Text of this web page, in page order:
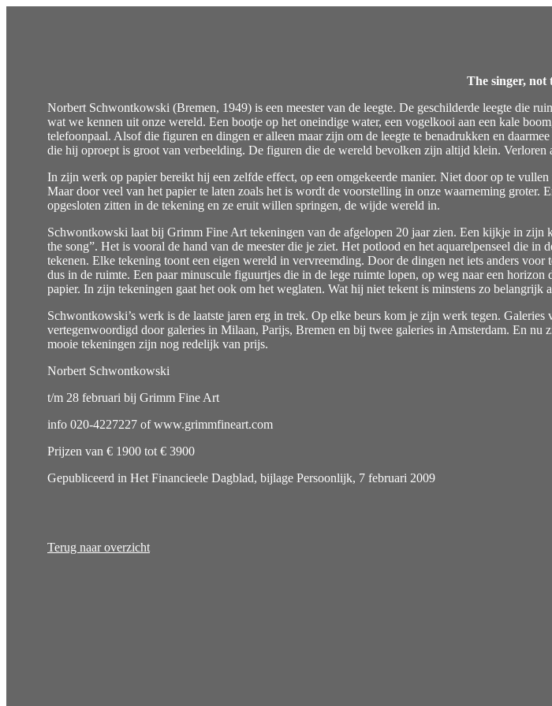
The singer, not
Norbert Schwontkowski (Bremen, 1949) is een meester van de leegte. De geschilderde leegte die
wat we kennen uit onze wereld. Een bootje op het oneindige water, een vogelkooi aan een kale
telefoonpaal. Alsof die figuren en dingen er alleen maar zijn om de leegte te benadrukken en
die hij oproept is groot van verbeelding. De figuren die de wereld bevolken zijn altijd klein. Verloren
In zijn werk op papier bereikt hij een zelfde effect, op een omgekeerde manier. Niet door op te
Maar door veel van het papier te laten zoals het is wordt de voorstelling in onze waarneming groter.
opgesloten zitten in de tekening en ze eruit willen springen, de wijde wereld in.
Schwontkowski laat bij Grimm Fine Art tekeningen van de afgelopen 20 jaar zien. Een kijkje in zijn
the song”. Het is vooral de hand van de meester die je ziet. Het potlood en het aquarelpenseel die
tekenen. Elke tekening toont een eigen wereld in vervreemding. Door de dingen net iets anders
dus in de ruimte. Een paar minuscule figuurtjes die in de lege ruimte lopen, op weg naar een
papier. In zijn tekeningen gaat het ook om het weglaten. Wat hij niet tekent is minstens zo belangrijk
Schwontkowski’s werk is de laatste jaren erg in trek. Op elke beurs kom je zijn werk tegen.
vertegenwoordigd door galeries in Milaan, Parijs, Bremen en bij twee galeries in Amsterdam. En
mooie tekeningen zijn nog redelijk van prijs.
Norbert Schwontkowski
t/m 28 februari bij Grimm Fine Art
info 020-4227227 of www.grimmfineart.com
Prijzen van € 1900 tot € 3900
Gepubliceerd in Het Financieele Dagblad, bijlage Persoonlijk, 7 februari 2009
Terug naar overzicht